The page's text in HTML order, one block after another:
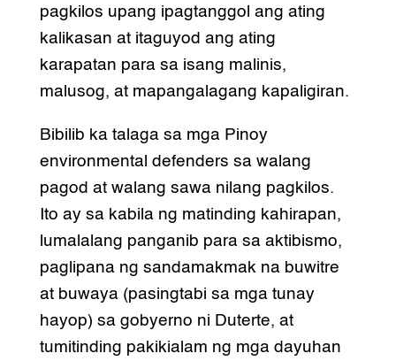
pagkilos upang ipagtanggol ang ating
kalikasan at itaguyod ang ating
karapatan para sa isang malinis,
malusog, at mapangalagang kapaligiran.
Bibilib ka talaga sa mga Pinoy
environmental defenders sa walang
pagod at walang sawa nilang pagkilos.
Ito ay sa kabila ng matinding kahirapan,
lumalalang panganib para sa aktibismo,
paglipana ng sandamakmak na buwitre
at buwaya (pasingtabi sa mga tunay
hayop) sa gobyerno ni Duterte, at
tumitinding pakikialam ng mga dayuhan